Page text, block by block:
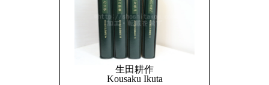
生田耕作
Kousaku Ikuta